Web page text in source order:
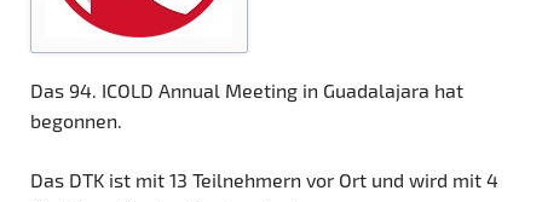
Das 94. ICOLD Annual Meeting in Guadalajara hat
begonnen.
Das DTK ist mit 13 Teilnehmern vor Ort und wird mit 4